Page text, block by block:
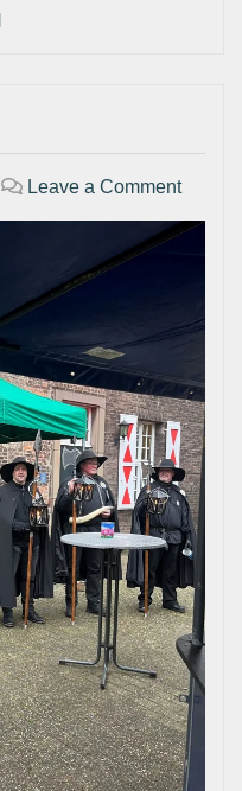
Leave a Commenton